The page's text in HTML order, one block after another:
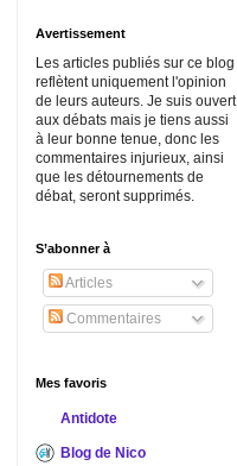
Avertissement
Les articles publiés sur ce blog
reflètent uniquement l'opinion
de leurs auteurs. Je suis ouvert
aux débats mais je tiens aussi
à leur bonne tenue, donc les
commentaires injurieux, ainsi
que les détournements de
débat, seront supprimés.
S’abonner à
Articles
Commentaires
Mes favoris
Antidote
Blog de Nico